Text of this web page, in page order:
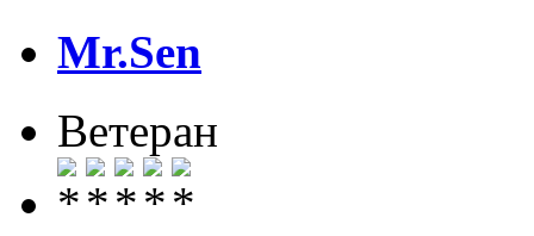
Mr.Sen
Ветеран